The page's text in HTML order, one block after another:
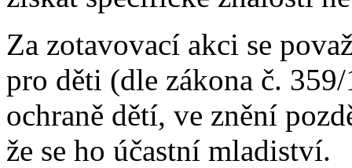
Za zotavovací akci se
pro děti (dle zákona č.
ochraně dětí, ve znění
že se ho účastní mladiství.